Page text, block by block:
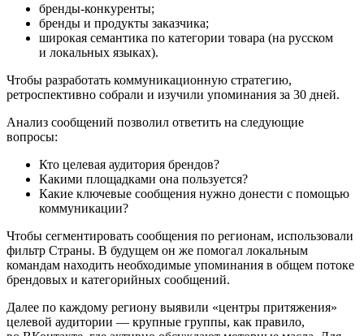
бренды-конкуренты;
бренды и продукты заказчика;
широкая семантика по категории товара (на русском
и локальных языках).
Чтобы разработать коммуникационную стратегию,
ретроспективно собрали и изучили упоминания за 30 дней.
Анализ сообщений позволил ответить на следующие
вопросы:
Кто целевая аудитория брендов?
Какими площадками она пользуется?
Какие ключевые сообщения нужно донести с помощью
коммуникации?
Чтобы сегментировать сообщения по регионам, использовали
фильтр Страны. В будущем он же помогал локальным
командам находить необходимые упоминания в общем потоке
брендовых и категорийных сообщений.
Далее по каждому региону выявили «центры притяжения»
целевой аудитории — крупные группы, как правило,